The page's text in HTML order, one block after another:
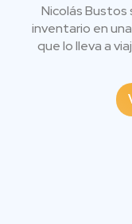
Nicolás
inventario en
que lo lleva a
Contador
con
con los